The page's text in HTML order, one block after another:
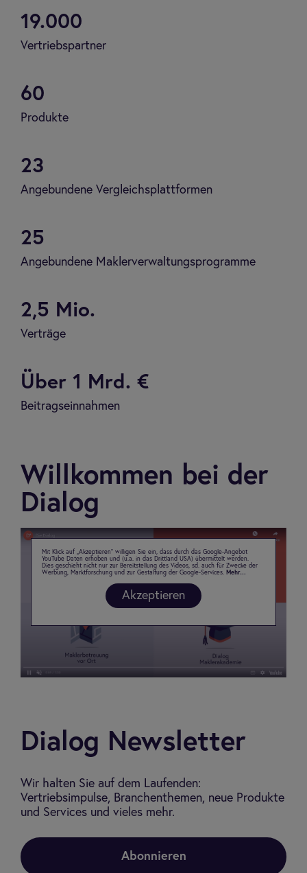
19.000
Vertriebspartner
60
Produkte
23
Angebundene Vergleichsplattformen
25
Angebundene Maklerverwaltungsprogramme
2,5 Mio.
Verträge
Über 1 Mrd. €
Beitragseinnahmen
Will­kom­men bei der
Dia­log
Mit Klick auf „Akzeptieren“ willigen Sie ein, dass durch das Google-Angebot
YouTube Daten erhoben und (u.a. in das Drittland USA) übermittelt werden.
Dies geschieht nicht nur zur Bereitstellung des Videos, sd. auch für Zwecke der
Werbung, Marktforschung und zur Gestaltung der Google-Services. Mehr…
Akzeptieren
Dialog Newsletter
Wir halten Sie auf dem Laufenden:
Vertriebsimpulse, Branchenthemen, neue Produkte
und Services und vieles mehr.
Abonnieren